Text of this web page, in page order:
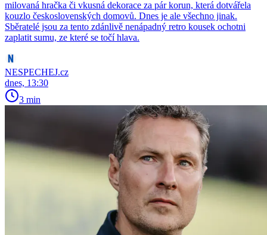
milovaná hračka či vkusná dekorace za pár korun, která dotvářela
kouzlo československých domovů. Dnes je ale všechno jinak.
Sběratelé jsou za tento zdánlivě nenápadný retro kousek ochotni
zaplatit sumu, ze které se točí hlava.
NESPECHEJ.cz
dnes, 13:30
3 min